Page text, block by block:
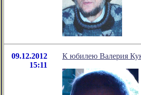
09.12.2012
15:11
К юбилею Валерия